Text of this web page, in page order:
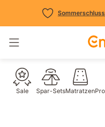
Navigation umschalten
Sale Spar-SetsMatratzen